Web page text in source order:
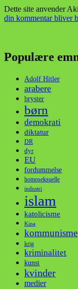
Dette site anvender
din kommentar bliver
Populære
Adolf Hitler
arabere
bryster
børn
demokrati
diktatur
DR
dyr
EU
fordummelse
homoseksuelle
industri
islam
katolicisme
Kina
kommunisme
krig
kriminalitet
kunst
kvinder
medier